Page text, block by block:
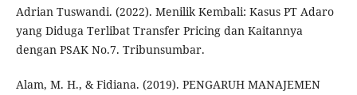
Adrian Tuswandi. (2022). Menilik Kembali: Kasus PT Adaro
yang Diduga Terlibat Transfer Pricing dan Kaitannya
dengan PSAK No.7. Tribunsumbar.
Alam, M. H., & Fidiana. (2019). PENGARUH MANAJEMEN